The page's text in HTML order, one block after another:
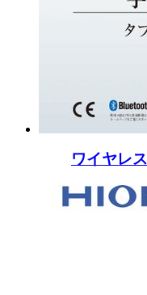
ワイヤレ